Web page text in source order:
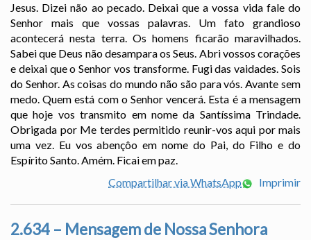
Jesus. Dizei não ao pecado. Deixai que a vossa vida fale do
Senhor mais que vossas palavras. Um fato grandioso
acontecerá nesta terra. Os homens ficarão maravilhados.
Sabei que Deus não desampara os Seus. Abri vossos corações
e deixai que o Senhor vos transforme. Fugi das vaidades. Sois
do Senhor. As coisas do mundo não são para vós. Avante sem
medo. Quem está com o Senhor vencerá. Esta é a mensagem
que hoje vos transmito em nome da Santíssima Trindade.
Obrigada por Me terdes permitido reunir-vos aqui por mais
uma vez. Eu vos abençôo em nome do Pai, do Filho e do
Espírito Santo. Amém. Ficai em paz.
Compartilhar via WhatsApp
Imprimir
2.634 – Mensagem de Nossa Senhora